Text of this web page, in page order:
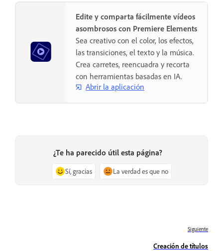
Edite y comparta fácilmente vídeos
asombrosos con Premiere Elements
Sea creativo con el color, los efectos,
las transiciones, el texto y la música.
Crea carretes, reencuadra y recorta
con herramientas basadas en IA.
Abrir la aplicación
¿Te ha parecido útil esta página?
Sí, gracias La verdad es que no
Siguiente
Creación de títulos